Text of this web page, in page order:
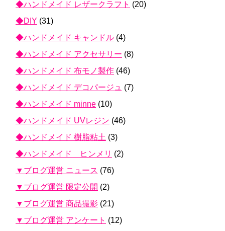
◆ハンドメイド レザークラフト (20)
◆DIY (31)
◆ハンドメイド キャンドル (4)
◆ハンドメイド アクセサリー (8)
◆ハンドメイド 布モノ製作 (46)
◆ハンドメイド デコパージュ (7)
◆ハンドメイド minne (10)
◆ハンドメイド UVレジン (46)
◆ハンドメイド 樹脂粘土 (3)
◆ハンドメイド ヒンメリ (2)
▼ブログ運営 ニュース (76)
▼ブログ運営 限定公開 (2)
▼ブログ運営 商品撮影 (21)
▼ブログ運営 アンケート (12)